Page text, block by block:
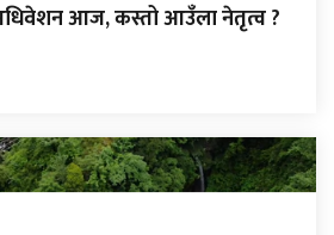
अधिवेशन आज, कस्तो आउँला नेतृत्व ?